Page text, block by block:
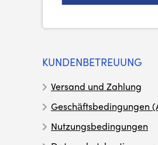
KUNDENBETREUUNG
Versand und Zahlung
Geschäftsbedingungen
Nutzungsbedingungen